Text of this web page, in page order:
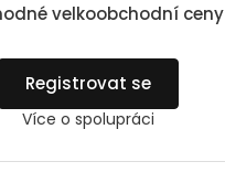
velkoobchodní ceny
Registrovat se
Více o spolupráci